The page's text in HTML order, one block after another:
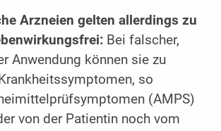
Arzneien gelten allerdings zu
Bei falscher,
Anwendung können sie zu
so
(AMPS)
von der Patientin noch vom